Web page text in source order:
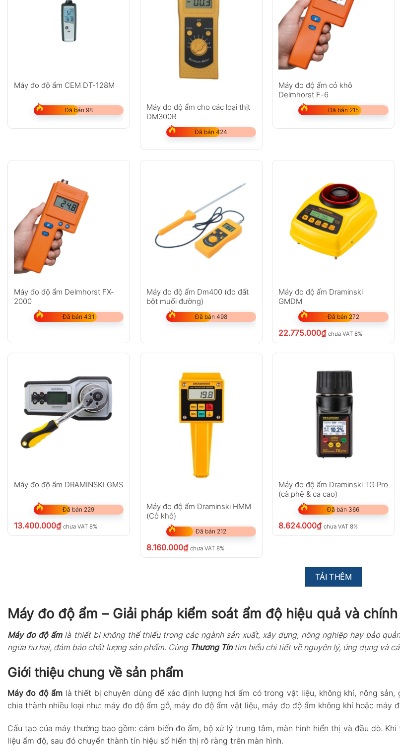
Máy đo độ ẩm CEM DT-128M
Đã bán 98
Máy đo độ ẩm cho các loại thịt
DM300R
Đã bán 424
Máy đo độ ẩm cỏ khô
Delmhorst F-6
Đã bán 215
Máy đo độ ẩm Delmhorst FX-
2000
Đã bán 431
Máy đo độ ẩm Dm400 (đo đất
bột muối đường)
Đã bán 498
Máy đo độ ẩm Draminski
GMDM
Đã bán 272
22.775.000₫ chưa VAT 8%
Máy đo độ ẩm DRAMINSKI GMS
Đã bán 229
13.400.000₫ chưa VAT 8%
Máy đo độ ẩm Draminski HMM
(Cỏ khô)
Đã bán 212
8.160.000₫ chưa VAT 8%
Máy đo độ ẩm Draminski TG Pro
(cà phê & ca cao)
Đã bán 366
8.624.000₫ chưa VAT 8%
TẢI THÊM
Máy đo độ ẩm – Giải pháp kiểm soát ẩm độ hiệu quả và
Máy đo độ ẩmlà thiết bị không thể thiếu trong các ngành sản xuất, xây dựng, nông nghiệp hay bảo
ngừa hư hại, đảm bảo chất lượng sản phẩm. Cùng Thương Tíntìm hiểu chi tiết về nguyên lý, ứng dụng và
Giới thiệu chung về sản phẩm
Máy đo độ ẩm là thiết bị chuyên dùng để xác định lượng hơi ẩm có trong vật liệu, không khí, nông
chia thành nhiều loại như: máy đo độ ẩm gỗ, máy đo độ ẩm vật liệu, máy đo độ ẩm không khí hoặc máy
Cấu tạo của máy thường bao gồm: cảm biến đo ẩm, bộ xử lý trung tâm, màn hình hiển thị và đầu dò.
liệu ẩm độ, sau đó chuyển thành tín hiệu số hiển thị rõ ràng trên màn hình.